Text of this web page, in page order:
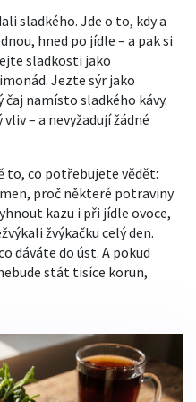
sladkého. Jde o to, kdy a
hned po jídle – a pak si
sladkosti jako
Jezte sýr jako
čaj namísto sladkého kávy.
– a nevyžadují žádné
to, co potřebujete vědět:
proč některé potraviny
kazu i při jídle ovoce,
žvýkačku celý den.
dáváte do úst. A pokud
stát tisíce korun,